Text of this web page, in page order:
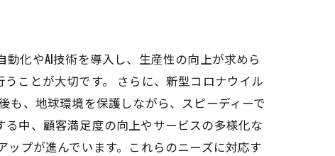
化やAI技術を導入し、生産性の向上が求めら
ことが大切です。 さらに、新型コロナウイル
も、地球環境を保護しながら、スピーディーで
中、顧客満足度の向上やサービスの多様化な
プが進んでいます。これらのニーズに対応す